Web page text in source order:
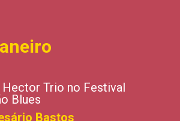
Hector Trio no Festival
Blues
Bastos